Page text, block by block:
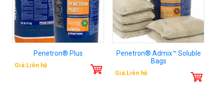
Penetron® Plus
Giá:Liên hệ
Penetron® Admix™ Soluble
Bags
Giá:Liên hệ